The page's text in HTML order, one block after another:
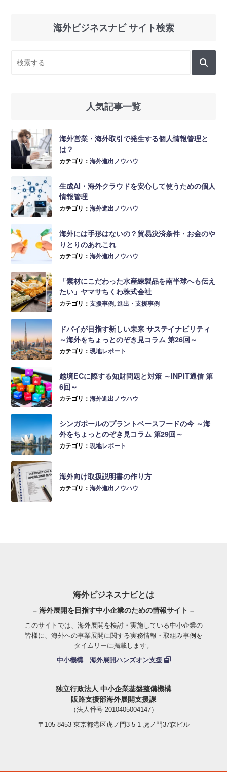
海外ビジネスナビ サイト検索
人気記事一覧
海外営業・海外取引で発生する個人情報管理と
は？
カテゴリ：海外進出ノウハウ
生成AI・海外クラウドを安心して使うための個人
情報管理
カテゴリ：海外進出ノウハウ
海外には手形はないの？貿易決済条件・お金のや
りとりのあれこれ
カテゴリ：海外進出ノウハウ
「素材にこだわった水産練製品を南半球へも伝え
たい」ヤマサちくわ株式会社
カテゴリ：支援事例,進出・支援事例
ドバイが目指す新しい未来 サステイナビリティ
～海外をちょっとのぞき見コラム 第26回～
カテゴリ：現地レポート
越境ECに際する知財問題と対策 ～INPIT通信 第
6回～
カテゴリ：海外進出ノウハウ
シンガポールのプラントベースフードの今 ～海
外をちょっとのぞき見コラム 第29回～
カテゴリ：現地レポート
海外向け取扱説明書の作り方
カテゴリ：海外進出ノウハウ
海外ビジネスナビとは
– 海外展開を目指す中小企業のための情報サイト –
このサイトでは、海外展開を検討・実施している中小企業の
皆様に、海外への事業展開に関する実務情報・取組み事例を
タイムリーに掲載します。
中小機構 海外展開ハンズオン支援
独立行政法人 中小企業基盤整備機構
販路支援部海外展開支援課
（法人番号 2010405004147）
〒105-8453 東京都港区虎ノ門3-5-1 虎ノ門37森ビル